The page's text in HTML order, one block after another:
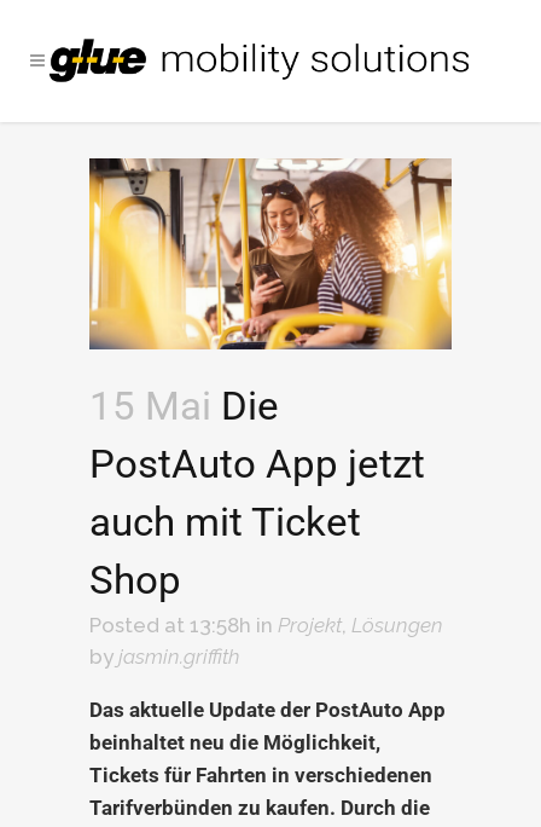
15 Mai Die
PostAuto App jetzt
auch mit Ticket
Shop
Posted at 13:58h in Projekt, Lösungen
by jasmin.griffith
Das aktuelle Update der PostAuto App
beinhaltet neu die Möglichkeit,
Tickets für Fahrten in verschiedenen
Tarifverbünden zu kaufen. Durch die